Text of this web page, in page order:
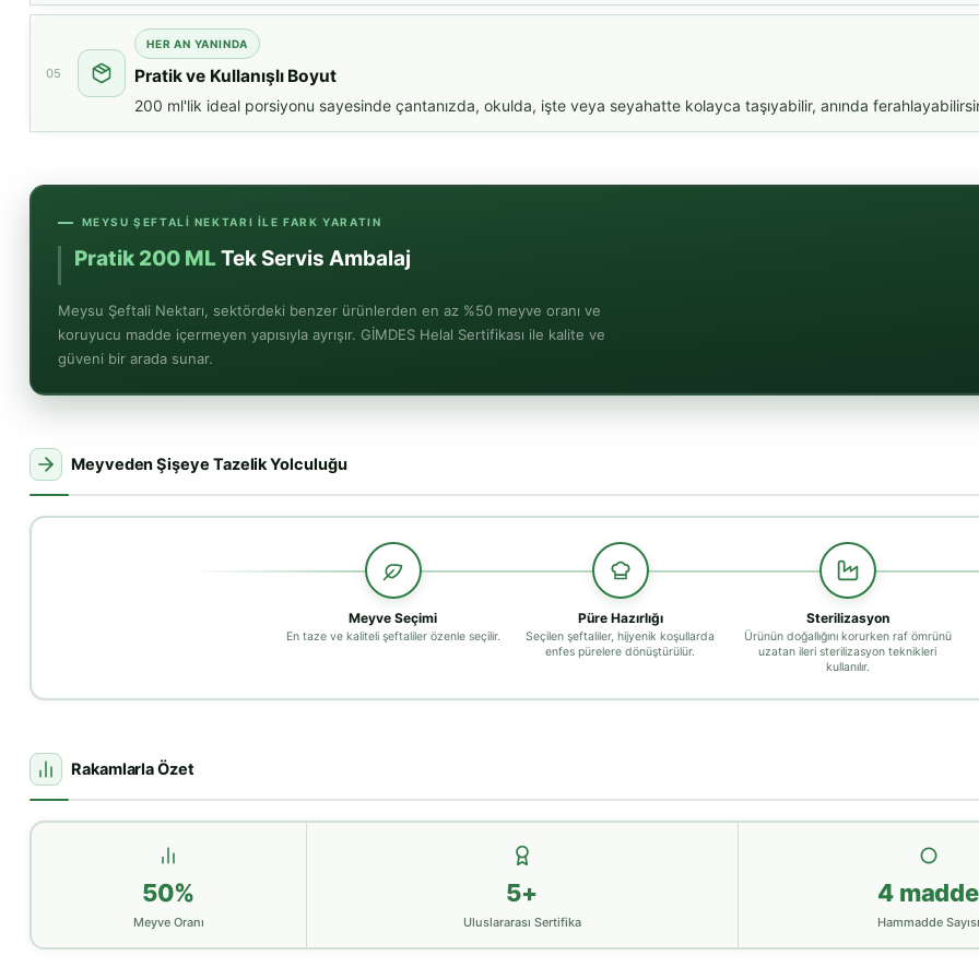
05
HER AN YANINDA
Pratik ve Kullanışlı Boyut
200 ml'lik ideal porsiyonu sayesinde çantanızda, okulda, işte veya seyahatte kolayca taşıyabilir, anında
MEYSU ŞEFTALI NEKTARI ILE FARK YARATIN
Pratik 200 ML Tek Servis Ambalaj
Meysu Şeftali Nektarı, sektördeki benzer ürünlerden en az %50 meyve oranı ve
koruyucu madde içermeyen yapısıyla ayrışır. GİMDES Helal Sertifikası ile kalite ve
güveni bir arada sunar.
Meyveden Şişeye Tazelik Yolculuğu
Meyve Seçimi
En taze ve kaliteli şeftaliler özenle seçilir.
Püre Hazırlığı
Seçilen şeftaliler, hijyenik koşullarda
enfes pürelere dönüştürülür.
Sterilizasyon
Ürünün doğallığını korurken raf ömrünü
uzatan ileri sterilizasyon teknikleri
kullanılır.
Rakamlarla Özet
50%
Meyve Oranı
5+
Uluslararası Sertifika
4 madde
Hammadde Sayısı